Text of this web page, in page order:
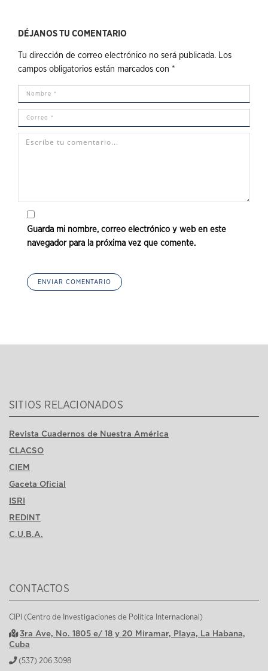
DÉJANOS TU COMENTARIO
Tu dirección de correo electrónico no será publicada. Los
campos obligatorios están marcados con *
Guarda mi nombre, correo electrónico y web en este
navegador para la próxima vez que comente.
SITIOS RELACIONADOS
Revista Cuadernos de Nuestra América
CLACSO
CIEM
Gaceta Oficial
ISRI
REDINT
C.U.B.A.
CONTACTOS
CIPI (Centro de Investigaciones de Política Internacional)
3ra Ave, No. 1805 e/ 18 y 20 Miramar, Playa, La Habana,
Cuba
(537) 206 3098